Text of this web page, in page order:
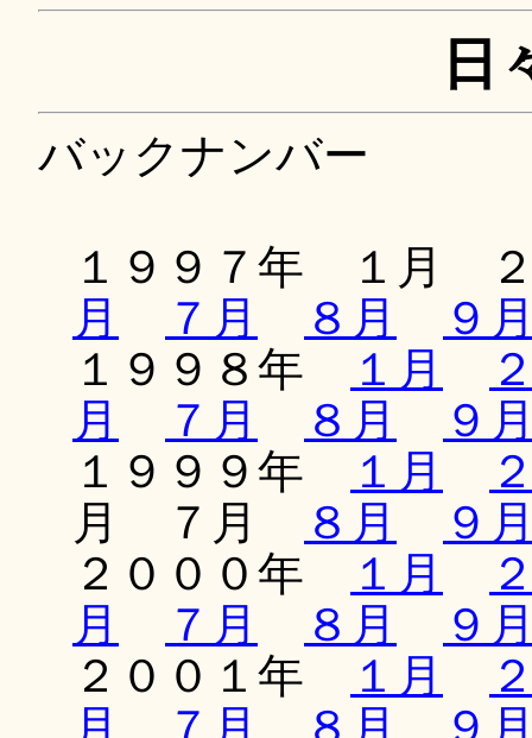
日
バックナンバー
１９９７年 １月
月
７月 ８月
９
１９９８年
１月
月
７月 ８月
９
１９９９年
１月
月 ７月
８月
９
２０００年
１月
月
７月 ８月
９
２００１年
１月
月
７月 ８月
９